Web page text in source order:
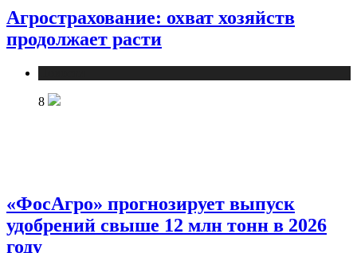
Агрострахование: охват хозяйств
продолжает расти
8
«ФосАгро» прогнозирует выпуск
удобрений свыше 12 млн тонн в 2026
году